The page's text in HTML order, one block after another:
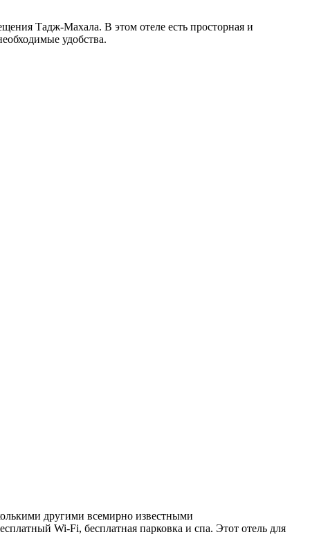
Тадж-Махала. В этом отеле есть просторная и
удобства.
другими всемирно известными
Wi-Fi, бесплатная парковка и спа. Этот отель для